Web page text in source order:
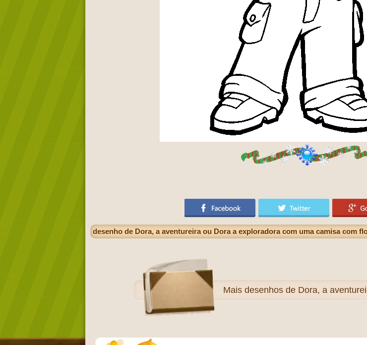
desenho de Dora, a aventureira ou Dora a exploradora com uma camisa com
Mais desenhos de Dora, a